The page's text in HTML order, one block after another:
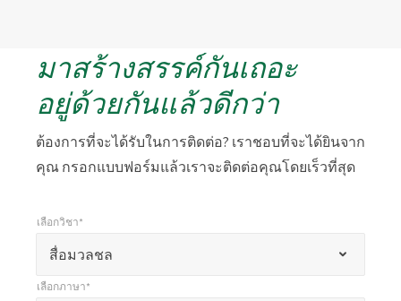
มาสร้างสรรค์กันเถอะ
อยู่ด้วยกันแล้วดีกว่า
ต้องการที่จะได้รับในการติดต่อ? เราชอบที่จะได้ยินจาก
คุณ กรอกแบบฟอร์มแล้วเราจะติดต่อคุณโดยเร็วที่สุด
เครื่องหมาย
แสดง
สื่อมวลชล
เลือกวิชา*
เลือกภาษา*